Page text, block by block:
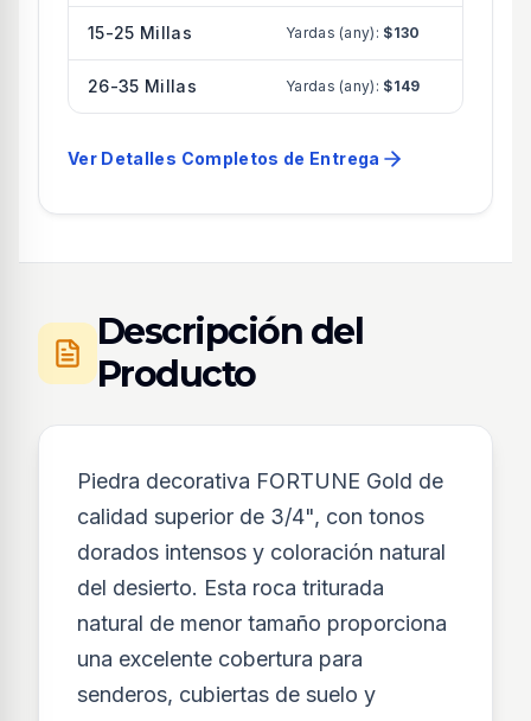
15-25 Millas Yardas (any): $130
26-35 Millas Yardas (any): $149
Ver Detalles Completos de Entrega
Descripción del
Producto
Piedra decorativa FORTUNE Gold de
calidad superior de 3/4", con tonos
dorados intensos y coloración natural
del desierto. Esta roca triturada
natural de menor tamaño proporciona
una excelente cobertura para
senderos, cubiertas de suelo y